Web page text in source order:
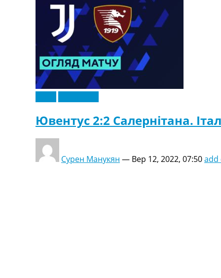
Ювентус 2:2 Салернітана.
Сурен Манукян — Вер 12, 2022, 07:50add